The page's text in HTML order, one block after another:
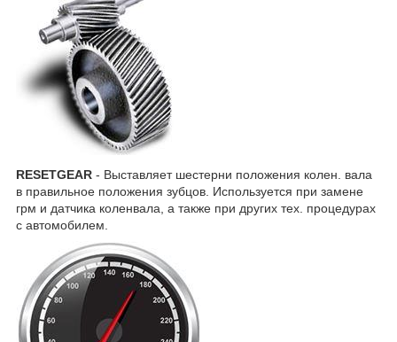
RESETGEAR - Выставляет шестерни положения колен. вала
в правильное положения зубцов. Используется при замене
грм и датчика коленвала, а также при других тех. процедурах
с автомобилем.